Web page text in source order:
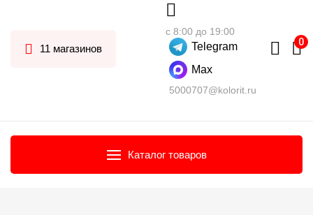
11 магазинов
с 8:00 до 19:00
Telegram
Max
5000707@kolorit.ru
Каталог товаров